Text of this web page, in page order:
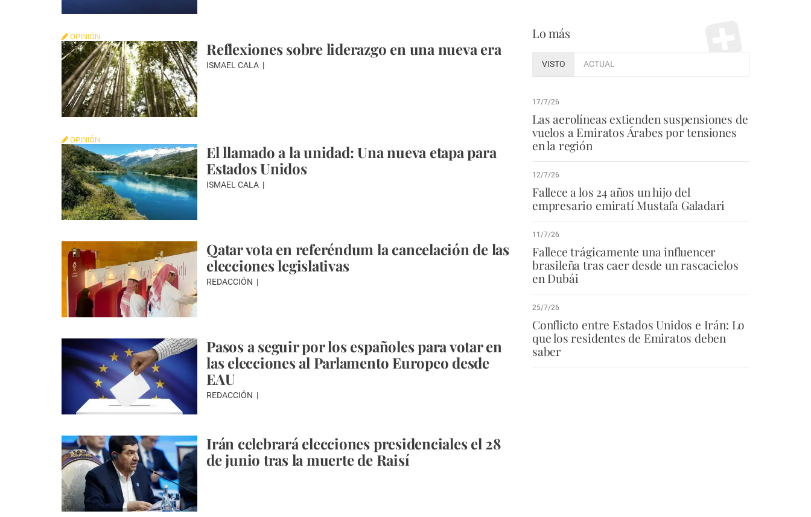
OPINIÓN
Reflexiones sobre liderazgo en una nueva era
ISMAEL CALA
OPINIÓN
El llamado a la unidad: Una nueva etapa para
Estados Unidos
ISMAEL CALA
Qatar vota en referéndum la cancelación de las
elecciones legislativas
REDACCIÓN
Pasos a seguir por los españoles para votar en
las elecciones al Parlamento Europeo desde
EAU
REDACCIÓN
Irán celebrará elecciones presidenciales el 28
de junio tras la muerte de Raisí
Lo más
VISTO ACTUAL
17/7/26
Las aerolíneas extienden suspensiones de
vuelos a Emiratos Árabes por tensiones
en la región
12/7/26
Fallece a los 24 años un hijo del
empresario emiratí Mustafa Galadari
11/7/26
Fallece trágicamente una influencer
brasileña tras caer desde un rascacielos
en Dubái
25/7/26
Conflicto entre Estados Unidos e Irán: Lo
que los residentes de Emiratos deben
saber